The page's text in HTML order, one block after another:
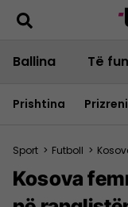
Ballina Të
Prishtina Prizreni
Sport > Futboll >
Kosova